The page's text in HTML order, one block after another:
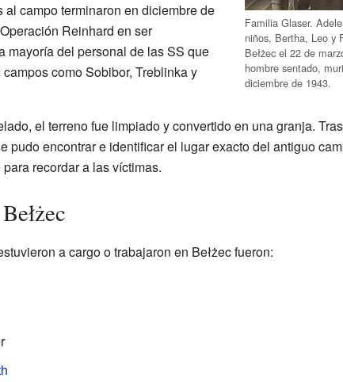
Familia Glaser.
niños, Bertha, Leo y
Bełżec el 22 de
hombre sentado,
diciembre de 1943.
campo terminaron en diciembre de
Reinhard en ser
mayoría del personal de las SS que
como Sobibor, Treblinka y
el terreno fue limpiado y convertido en una granja.
pudo encontrar e identificar el lugar exacto del antiguo
recordar a las víctimas.
a cargo o trabajaron en Bełżec fueron: